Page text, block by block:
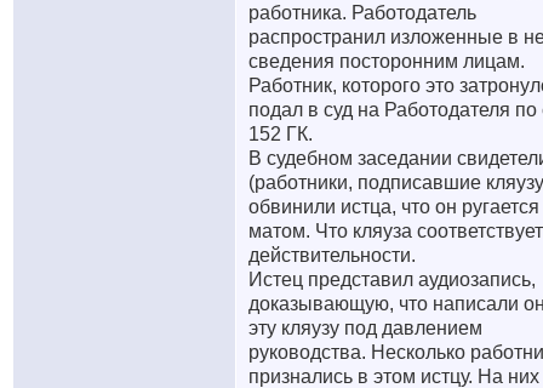
работника. Работодатель
распространил изложенные в
сведения посторонним лицам.
Работник, которого это
подал в суд на Работодателя по
152 ГК.
В судебном заседании
(работники, подписавшие
обвинили истца, что он ругается
матом. Что кляуза соответствует
действительности.
Истец представил аудиозапись,
доказывающую, что написали
эту кляузу под давлением
руководства. Несколько
признались в этом истцу. На них